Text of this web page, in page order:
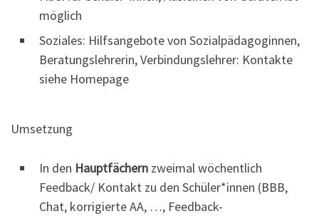
möglich
Soziales: Hilfsangebote von Sozialpädagoginnen,
Beratungslehrerin, Verbindungslehrer: Kontakte
siehe Homepage
Umsetzung
In den Hauptfächern zweimal wöchentlich
Feedback/ Kontakt zu den Schüler*innen (BBB,
Chat, korrigierte AA, …, Feedback-